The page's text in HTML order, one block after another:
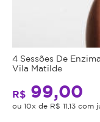
4 Sessões De
Vila Matilde
R$ 99,00
ou 10x de R$ 11,13 com